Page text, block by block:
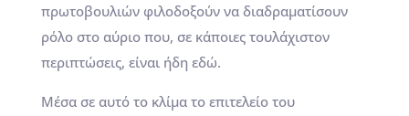
πρωτοβουλιών φιλοδοξούν να διαδραματίσουν
ρόλο στο αύριο που, σε κάποιες τουλάχιστον
περιπτώσεις, είναι ήδη εδώ.
Μέσα σε αυτό το κλίμα το επιτελείο του